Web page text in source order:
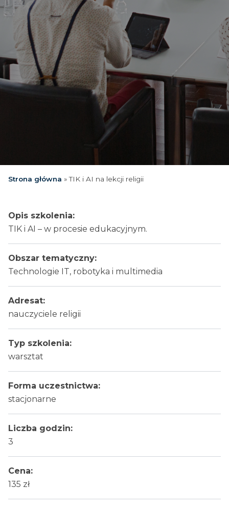
Strona główna » TIK i AI na lekcji religii
Opis szkolenia:
TIK i AI – w procesie edukacyjnym.
Obszar tematyczny:
Technologie IT, robotyka i multimedia
Adresat:
nauczyciele religii
Typ szkolenia:
warsztat
Forma uczestnictwa:
stacjonarne
Liczba godzin:
3
Cena:
135 zł